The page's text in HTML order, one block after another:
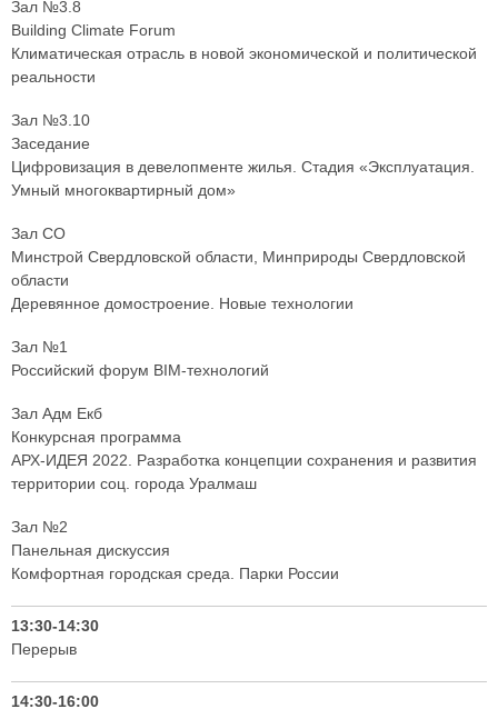
Зал №3.8
Building Climate Forum
Климатическая отрасль в новой экономической и политической
реальности
Зал №3.10
Заседание
Цифровизация в девелопменте жилья. Стадия «Эксплуатация.
Умный многоквартирный дом»
Зал СО
Минстрой Свердловской области, Минприроды Свердловской
области
Деревянное домостроение. Новые технологии
Зал №1
Российский форум BIM-технологий
Зал Адм Екб
Конкурсная программа
АРХ-ИДЕЯ 2022. Разработка концепции сохранения и развития
территории соц. города Уралмаш
Зал №2
Панельная дискуссия
Комфортная городская среда. Парки России
13:30-14:30
Перерыв
14:30-16:00